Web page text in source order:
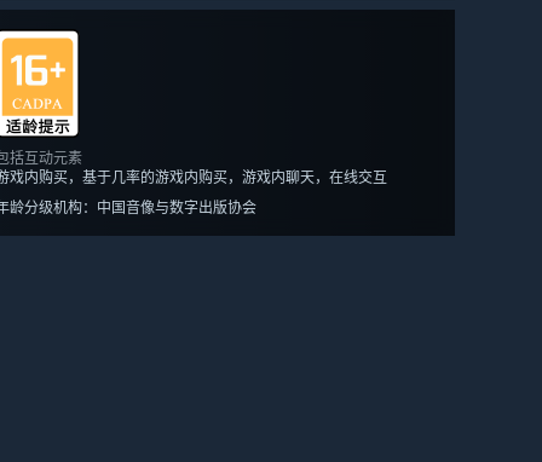
括互动元素
戏内购买，基于几率的游戏内购买，游戏内聊天，在线交互
龄分级机构：中国音像与数字出版协会